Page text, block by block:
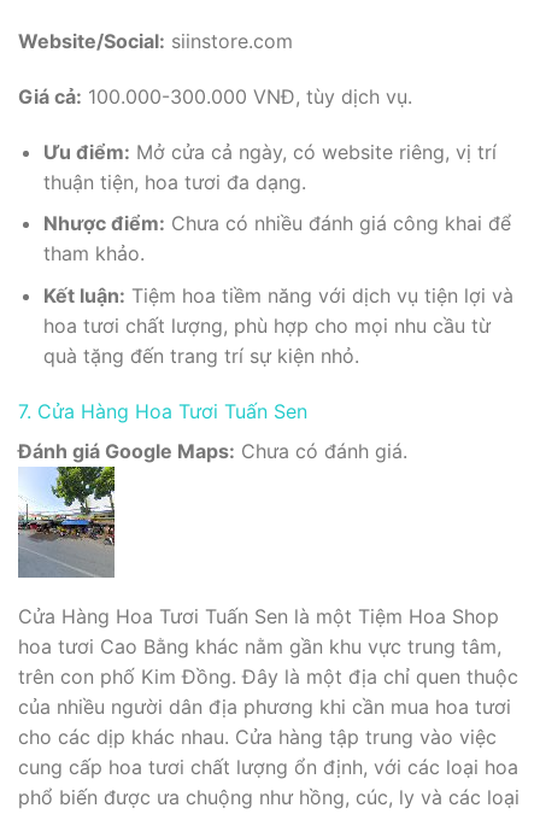
Website/Social: siinstore.com
Giá cả: 100.000-300.000 VNĐ, tùy dịch vụ.
Ưu điểm: Mở cửa cả ngày, có website riêng, vị trí
thuận tiện, hoa tươi đa dạng.
Nhược điểm: Chưa có nhiều đánh giá công khai để
tham khảo.
Kết luận: Tiệm hoa tiềm năng với dịch vụ tiện lợi và
hoa tươi chất lượng, phù hợp cho mọi nhu cầu từ
quà tặng đến trang trí sự kiện nhỏ.
7. Cửa Hàng Hoa Tươi Tuấn Sen
Đánh giá Google Maps: Chưa có đánh giá.
Cửa Hàng Hoa Tươi Tuấn Sen là một Tiệm Hoa Shop
hoa tươi Cao Bằng khác nằm gần khu vực trung tâm,
trên con phố Kim Đồng. Đây là một địa chỉ quen thuộc
của nhiều người dân địa phương khi cần mua hoa tươi
cho các dịp khác nhau. Cửa hàng tập trung vào việc
cung cấp hoa tươi chất lượng ổn định, với các loại hoa
phổ biến được ưa chuộng như hồng, cúc, ly và các loại